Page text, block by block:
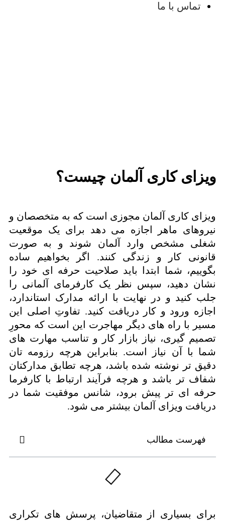
تماس با ما
ویزای کاری آلمان چیست؟
ویزای کاری آلمان مجوزی است که به متخصصان و
نیروهای ماهر اجازه می دهد برای یک موقعیت
شغلی مشخص وارد آلمان شوند و به صورت
قانونی کار و زندگی کنند. اگر بخواهیم ساده
بگوییم، شما ابتدا باید صلاحیت حرفه ای خود را
نشان دهید، سپس نظر یک کارفرمای آلمانی را
جلب کنید و در نهایت با ارائه مدارک استاندارد،
اجازه ورود و کار دریافت کنید. تفاوتِ اصلی این
مسیر با راه های دیگر مهاجرت این است که محورِ
تصمیم گیری، نیاز بازار کار و تناسب مهارت های
شما با آن نیاز است. بنابراین هرچه رزومه تان
دقیق تر نوشته شده باشد، هرچه تطابق مدارکتان
شفاف تر باشد و هرچه فرآیند ارتباط با کارفرما
حرفه ای تر پیش برود، شانس موفقیت شما در
دریافت ویزای آلمان بیشتر می شود.
فهرست مطالب
برای بسیاری از متقاضیان، پرسش های تکراری